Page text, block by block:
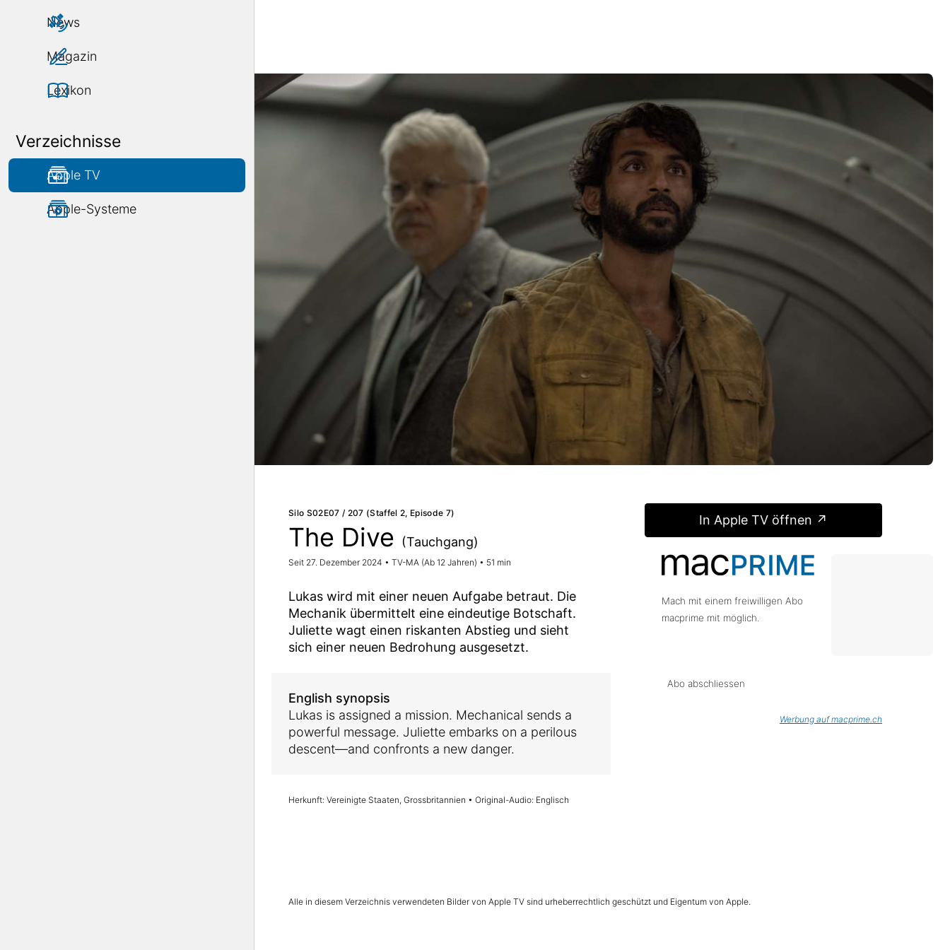
News
Magazin
Lexikon
Verzeichnisse
Apple TV
Apple-Systeme
Silo S02E07 / 207 (Staffel 2, Episode 7)
The Dive (Tauchgang)
Seit 27. Dezember 2024 • TV-MA (Ab 12 Jahren) • 51 min
Lukas wird mit einer neuen Aufgabe betraut. Die
Mechanik übermittelt eine eindeutige Botschaft.
Juliette wagt einen riskanten Abstieg und sieht
sich einer neuen Bedrohung ausgesetzt.
English synopsis
Lukas is assigned a mission. Mechanical sends a
powerful message. Juliette embarks on a perilous
descent—and confronts a new danger.
Herkunft: Vereinigte Staaten, Grossbritannien • Original-Audio: Englisch
In Apple TV öffnen ↗
Mach mit einem freiwilligen Abo
macprime mit möglich.
Abo abschliessen
Werbung auf macprime.ch
Alle in diesem Verzeichnis verwendeten Bilder von Apple TV sind urheberrechtlich geschützt und Eigentum von Apple.